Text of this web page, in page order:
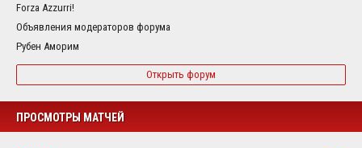
Forza Azzurri!
Объявления модераторов форума
Рубен Аморим
Открыть форум
ПРОСМОТРЫ МАТЧЕЙ